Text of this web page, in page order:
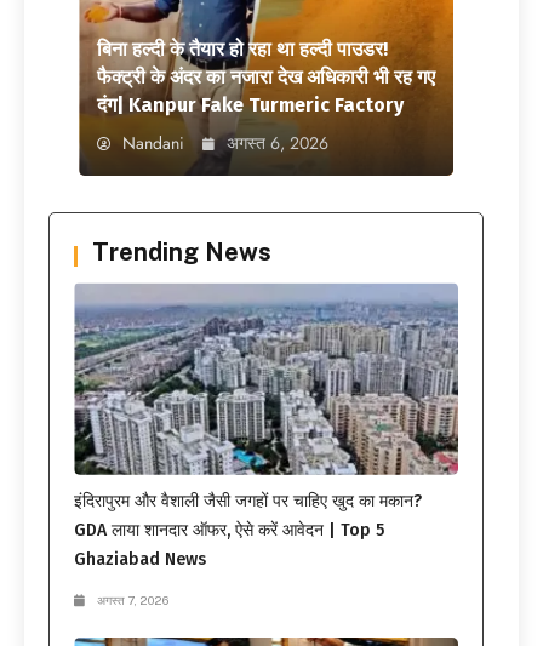
बिना हल्दी के तैयार हो रहा था हल्दी पाउडर!
फैक्ट्री के अंदर का नजारा देख अधिकारी भी रह गए
दंग| Kanpur Fake Turmeric Factory
Nandani अगस्त 6, 2026
Trending News
इंदिरापुरम और वैशाली जैसी जगहों पर चाहिए खुद का मकान?
GDA लाया शानदार ऑफर, ऐसे करें आवेदन | Top 5
Ghaziabad News
अगस्त 7, 2026